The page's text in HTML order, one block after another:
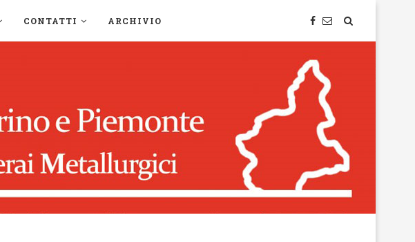
CONTATTI ARCHIVIO